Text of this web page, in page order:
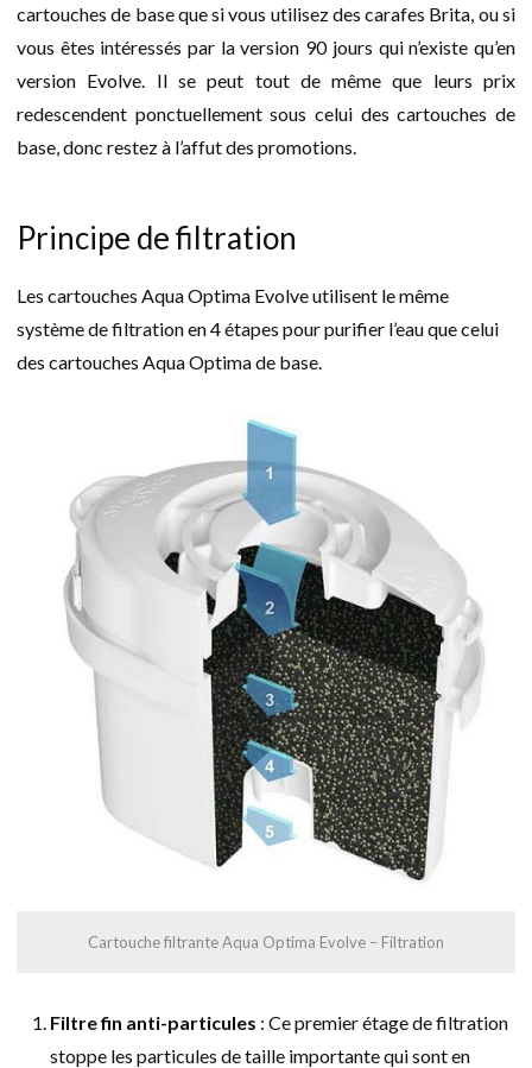
cartouches de base que si vous utilisez des carafes Brita, ou si
vous êtes intéressés par la version 90 jours qui n’existe qu’en
version Evolve. Il se peut tout de même que leurs prix
redescendent ponctuellement sous celui des cartouches de
base, donc restez à l’affut des promotions.
Principe de filtration
Les cartouches Aqua Optima Evolve utilisent le même
système de filtration en 4 étapes pour purifier l’eau que celui
des cartouches Aqua Optima de base.
Cartouche filtrante Aqua Optima Evolve – Filtration
Filtre fin anti-particules : Ce premier étage de filtration
stoppe les particules de taille importante qui sont en